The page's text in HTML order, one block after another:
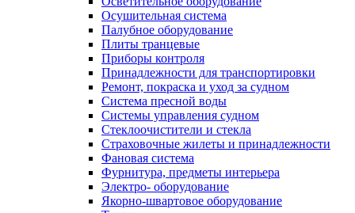
Осушительная система
Палубное оборудование
Плиты транцевые
Приборы контроля
Принадлежности для транспортировки
Ремонт, покраска и уход за судном
Система пресной воды
Системы управления судном
Стеклоочистители и стекла
Страховочные жилеты и принадлежности
Фановая система
Фурнитура, предметы интерьера
Электро- оборудование
Якорно-швартовое оборудование